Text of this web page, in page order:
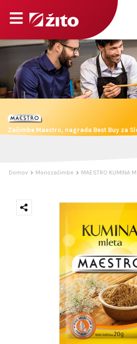
Začimbe Maestro, nagrada Best Buy za
Domov Monozačimbe MAESTRO KUMINA